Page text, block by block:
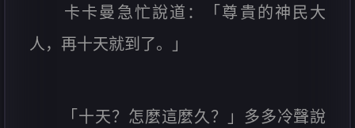
卡卡曼急忙說道：「尊貴的神民大
人，再十天就到了。」
「十天？怎麼這麼久？」多多冷聲說